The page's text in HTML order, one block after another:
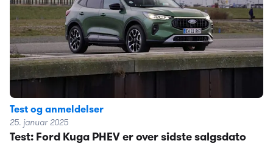
Test og anmeldelser
25. januar 2025
Test: Ford Kuga PHEV er over sidste salgsdato